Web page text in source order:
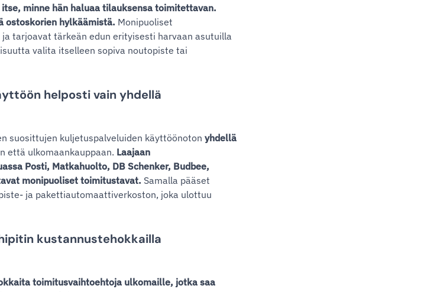
minne hän haluaa tilauksensa toimitettavan.
ostoskorien hylkäämistä. Monipuoliset
tarjoavat tärkeän edun erityisesti harvaan asutuilla
valita itselleen sopiva noutopiste tai
helposti vain yhdellä
suosittujen kuljetuspalveluiden käyttöönoton yhdellä
että ulkomaankauppaan. Laajaan
Posti, Matkahuolto, DB Schenker, Budbee,
monipuoliset toimitustavat. Samalla pääset
ja pakettiautomaattiverkoston, joka ulottuu
kustannustehokkailla
toimitusvaihtoehtoja ulkomaille, jotka saa